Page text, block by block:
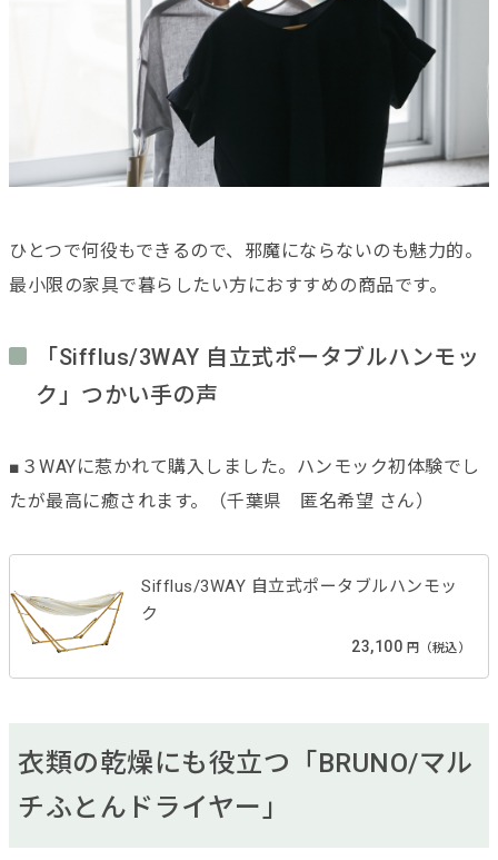
ひとつで何役もできるので、邪魔にならないのも魅力的。
最小限の家具で暮らしたい方におすすめの商品です。
「Sifflus/3WAY 自立式ポータブルハンモッ
ク」つかい手の声
■３WAYに惹かれて購入しました。ハンモック初体験でし
たが最高に癒されます。（千葉県 匿名希望 さん）
Sifflus/3WAY 自立式ポータブルハンモッ
ク
23,100 円（税込）
衣類の乾燥にも役立つ「BRUNO/マル
チふとんドライヤー」